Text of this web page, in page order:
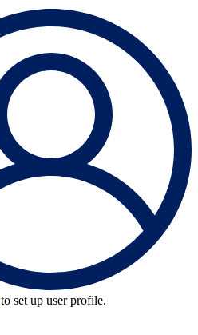
to set up user profile.